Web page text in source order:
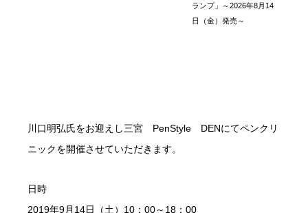
ランプ」～2026年8月14
日（金）発売～
川口明弘氏をお迎えし三宮 PenStyle DENにてペンクリ
ニックを開催させていただきます。
日時
2019年9月14日（土）10：00～18：00